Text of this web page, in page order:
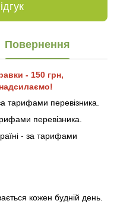
Повернення
- 150 грн,
тарифами перевізника.
перевізника.
- за тарифами
кожен будній день.